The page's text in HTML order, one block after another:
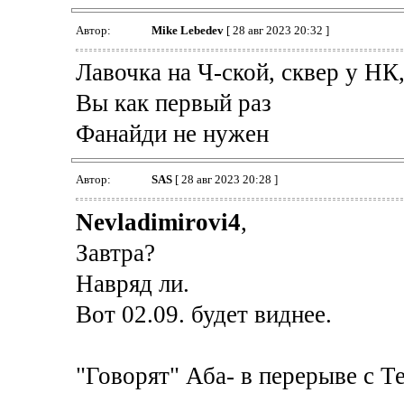
Автор: Mike Lebedev[ 28 авг 2023 20:32 ]
Лавочка на Ч-ской, сквер у
Вы как первый раз
Фанайди не нужен
Автор: SAS[ 28 авг 2023 20:28 ]
Nevladimirovi4,
Завтра?
Навряд ли.
Вот 02.09. будет виднее.
"Говорят" Аба- в перерыве с